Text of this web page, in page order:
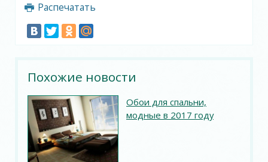
Распечатать
Похожие новости
Обои для спальни,
модные в 2017 году